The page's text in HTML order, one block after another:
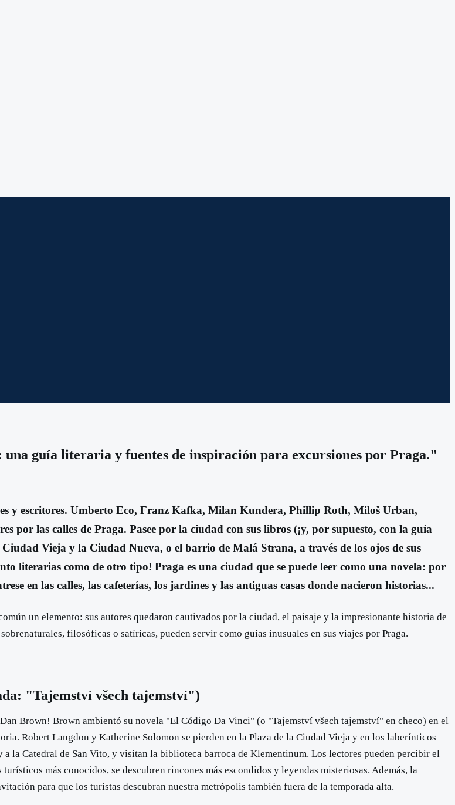
guía literaria y fuentes de inspiración para excursiones por Praga."
y escritores. Umberto Eco, Franz Kafka, Milan Kundera, Phillip Roth, Miloš Urban,
por las calles de Praga. Pasee por la ciudad con sus libros (¡y, por supuesto, con la guía
Vieja y la Ciudad Nueva, o el barrio de Malá Strana, a través de los ojos de sus
literarias como de otro tipo! Praga es una ciudad que se puede leer como una novela: por
en las calles, las cafeterías, los jardines y las antiguas casas donde nacieron historias...
un elemento: sus autores quedaron cautivados por la ciudad, el paisaje y la impresionante historia de
filosóficas o satíricas, pueden servir como guías inusuales en sus viajes por Praga.
"Tajemství všech tajemství")
Brown! Brown ambientó su novela "El Código Da Vinci" (o "Tajemství všech tajemství" en checo) en el
Robert Langdon y Katherine Solomon se pierden en la Plaza de la Ciudad Vieja y en los laberínticos
la Catedral de San Vito, y visitan la biblioteca barroca de Klementinum. Los lectores pueden percibir el
más conocidos, se descubren rincones más escondidos y leyendas misteriosas. Además, la
para que los turistas descubran nuestra metrópolis también fuera de la temporada alta.